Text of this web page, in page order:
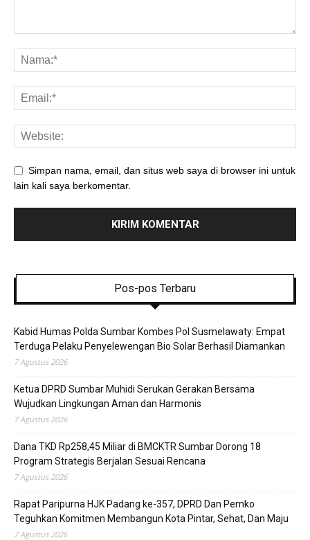
Simpan nama, email, dan situs web saya di browser ini untuk
lain kali saya berkomentar.
Pos-pos Terbaru
Kabid Humas Polda Sumbar Kombes Pol Susmelawaty: Empat
Terduga Pelaku Penyelewengan Bio Solar Berhasil Diamankan
7 Agustus 2026
Ketua DPRD Sumbar Muhidi Serukan Gerakan Bersama
Wujudkan Lingkungan Aman dan Harmonis
7 Agustus 2026
Dana TKD Rp258,45 Miliar di BMCKTR Sumbar Dorong 18
Program Strategis Berjalan Sesuai Rencana
7 Agustus 2026
Rapat Paripurna HJK Padang ke-357, DPRD Dan Pemko
Teguhkan Komitmen Membangun Kota Pintar, Sehat, Dan Maju
7 Agustus 2026